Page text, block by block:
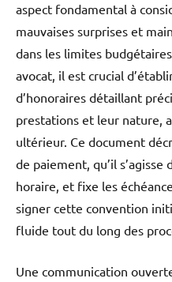
aspect fondamental à
mauvaises surprises et
dans les limites
avocat, il est crucial
d’honoraires détaillant
prestations et leur nature,
ultérieur. Ce document
de paiement, qu’il s’agisse
horaire, et fixe les
signer cette convention
fluide tout du long des
Une communication